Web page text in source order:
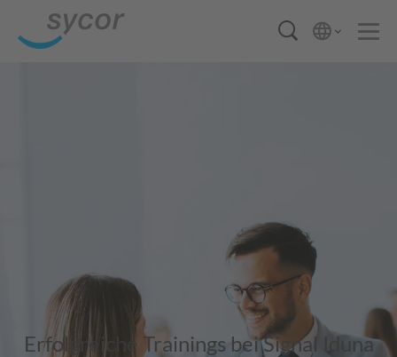
Erfolgreiche Trainings bei Signal Iduna